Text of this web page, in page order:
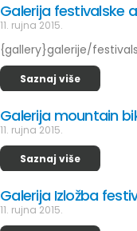
Galerija festivalske
11. rujna 2015.
{gallery}galerije/
Saznaj više
Galerija mountain
11. rujna 2015.
Saznaj više
Galerija Izložba
11. rujna 2015.